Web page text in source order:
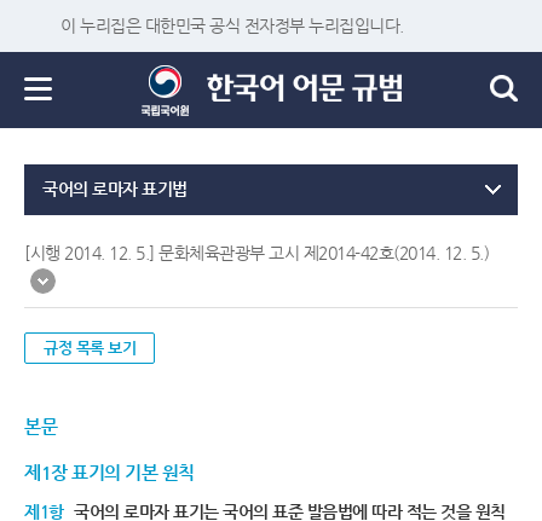
이 누리집은 대한민국 공식 전자정부 누리집입니다.
국어의 로마자 표기법
[시행 2014. 12. 5.] 문화체육관광부 고시 제2014-42호(2014. 12. 5.)
규정 목록 보기
본문
제1장 표기의 기본 원칙
제1항 국어의 로마자 표기는 국어의 표준 발음법에 따라 적는 것을 원칙